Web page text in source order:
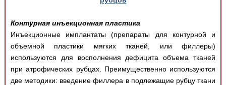
Контурная инъекционная пластика
Инъекционные имплантаты (препараты для контурной и
объемной пластики мягких тканей, или филлеры)
используются для восполнения дефицита объема тканей
при атрофических рубцах. Преимущественно используются
две методики: введение филлера в подлежащие рубцу ткани